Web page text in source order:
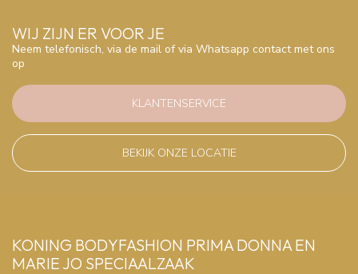
WIJ ZIJN ER VOOR JE
Neem telefonisch, via de mail of via Whatsapp contact met ons
op
KLANTENSERVICE
BEKIJK ONZE LOCATIE
KONING BODYFASHION PRIMA DONNA EN
MARIE JO SPECIAALZAAK